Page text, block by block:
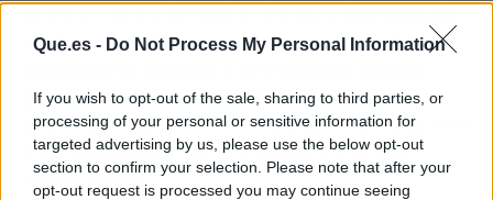
Que.es - Do Not Process My Personal Information
If you wish to opt-out of the sale, sharing to third parties, or
processing of your personal or sensitive information for
targeted advertising by us, please use the below opt-out
section to confirm your selection. Please note that after your
opt-out request is processed you may continue seeing
artificial lleva esa tensión al extremo:si los
¿dónde queda la transparencia?Y, más
importante, ¿cómo se lo explican los influencers
a sus seguidores sin que parezca que nos
toman el pelo?